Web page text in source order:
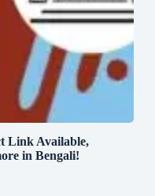
Link Available,
in Bengali!